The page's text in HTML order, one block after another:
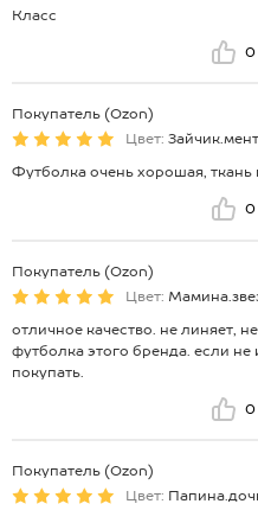
Класс
0
Покупатель (Ozon)
Цвет:
Футболка очень хорошая,
0
Покупатель (Ozon)
Цвет:
отличное качество. не линяет,
футболка этого бренда. если
покупать.
0
Покупатель (Ozon)
Цвет: